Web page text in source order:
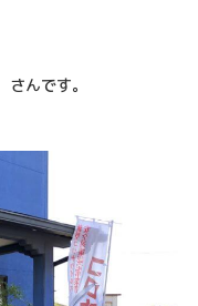
さんです。